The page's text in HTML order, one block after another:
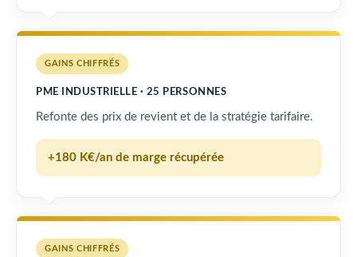
GAINS CHIFFRÉS
PME INDUSTRIELLE · 25 PERSONNES
Refonte des prix de revient et de la stratégie tarifaire.
+180 K€/an de marge récupérée
GAINS CHIFFRÉS